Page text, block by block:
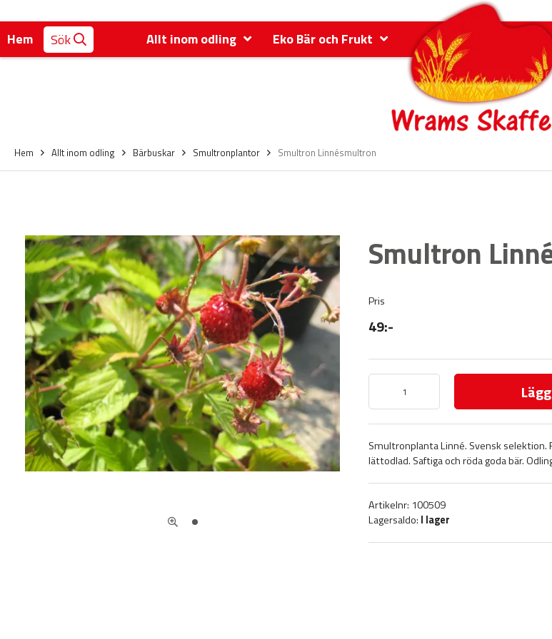
Allt inom odling Eko Bär och Frukt
Hem Sök
Hem Allt inom odling Bärbuskar Smultronplantor Smultron Linnésmultron
Smultron
Pris
49:-
Smultronplanta Linné. Svensk
lättodlad. Saftiga och röda goda bär.
Artikelnr: 100509
Lagersaldo: I lager